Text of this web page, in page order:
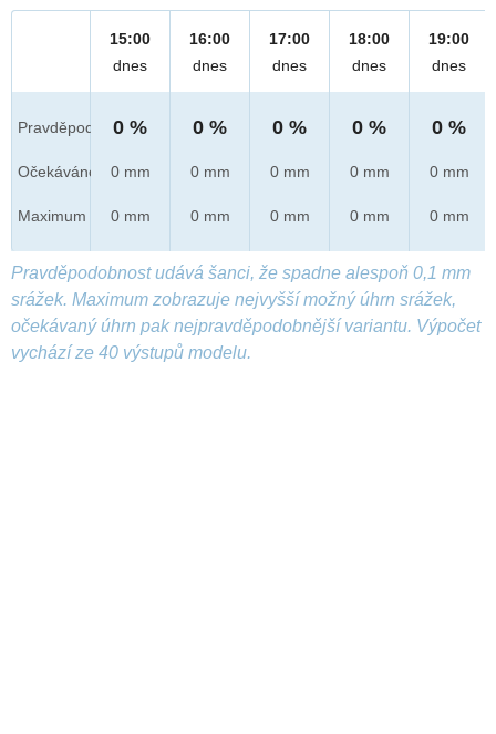
Pravděpod.
Očekáváno
Maximum
15:00
dnes
0 %
0 mm
0 mm
16:00
dnes
0 %
0 mm
0 mm
17:00
dnes
0 %
0 mm
0 mm
18:00
dnes
0 %
0 mm
0 mm
19:00
dnes
0 %
0 mm
0 mm
Pravděpodobnost udává šanci, že spadne alespoň 0,1 mm
srážek. Maximum zobrazuje nejvyšší možný úhrn srážek,
očekávaný úhrn pak nejpravděpodobnější variantu. Výpočet
vychází ze 40 výstupů modelu.